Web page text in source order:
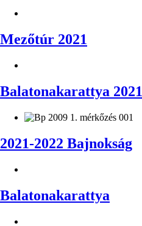
Mezőtúr 2021
Balatonakarattya 2021
2021-2022 Bajnokság
Balatonakarattya